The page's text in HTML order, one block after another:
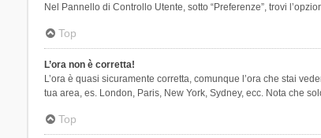
Nel Pannello di Controllo Utente, sotto “Preferenze”, trovi
Top
L’ora non è corretta!
L’ora è quasi sicuramente corretta, comunque l’ora che stai
tua area, es. London, Paris, New York, Sydney, ecc. Nota che
Top